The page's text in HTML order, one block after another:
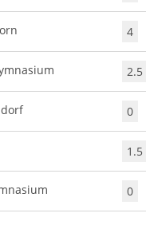
4
2.5
0
1.5
0